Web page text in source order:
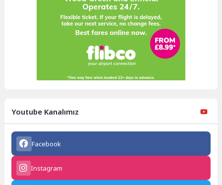
Youtube Kanalımız
Facebook
Instagram